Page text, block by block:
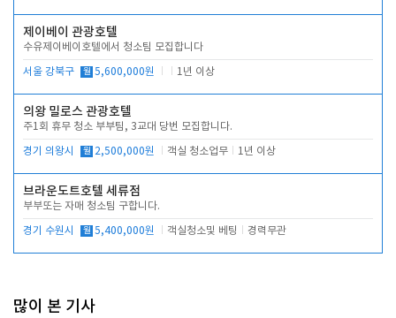
제이베이 관광호텔
수유제이베이호텔에서 청소팀 모집합니다
서울 강북구 월 5,600,000원 1년 이상
의왕 밀로스 관광호텔
주1회 휴무 청소 부부팀, 3교대 당번 모집합니다.
경기 의왕시 월 2,500,000원 객실 청소업무 1년 이상
브라운도트호텔 세류점
부부또는 자매 청소팀 구합니다.
경기 수원시 월 5,400,000원 객실청소및 베팅 경력무관
많이 본 기사